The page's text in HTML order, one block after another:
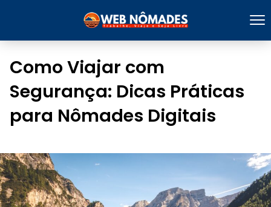
Como Viajar com
Segurança: Dicas Práticas
para Nômades Digitais